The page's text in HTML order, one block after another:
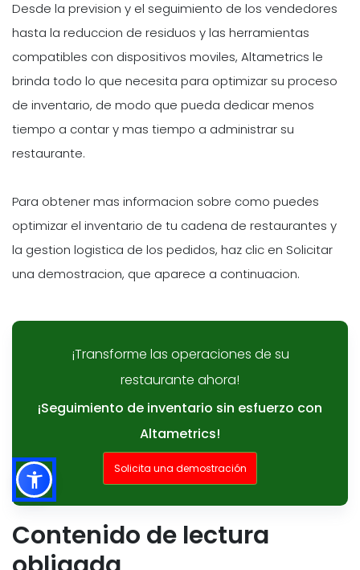
Desde la prevision y el seguimiento de los vendedores
hasta la reduccion de residuos y las herramientas
compatibles con dispositivos moviles, Altametrics le
brinda todo lo que necesita para optimizar su proceso
de inventario, de modo que pueda dedicar menos
tiempo a contar y mas tiempo a administrar su
restaurante.
Para obtener mas informacion sobre como puedes
optimizar el inventario de tu cadena de restaurantes y
la gestion logistica de los pedidos, haz clic en Solicitar
una demostracion, que aparece a continuacion.
¡Transforme las operaciones de su
restaurante ahora!
¡Seguimiento de inventario sin esfuerzo con
Altametrics!
Solicita una demostración
Contenido de lectura